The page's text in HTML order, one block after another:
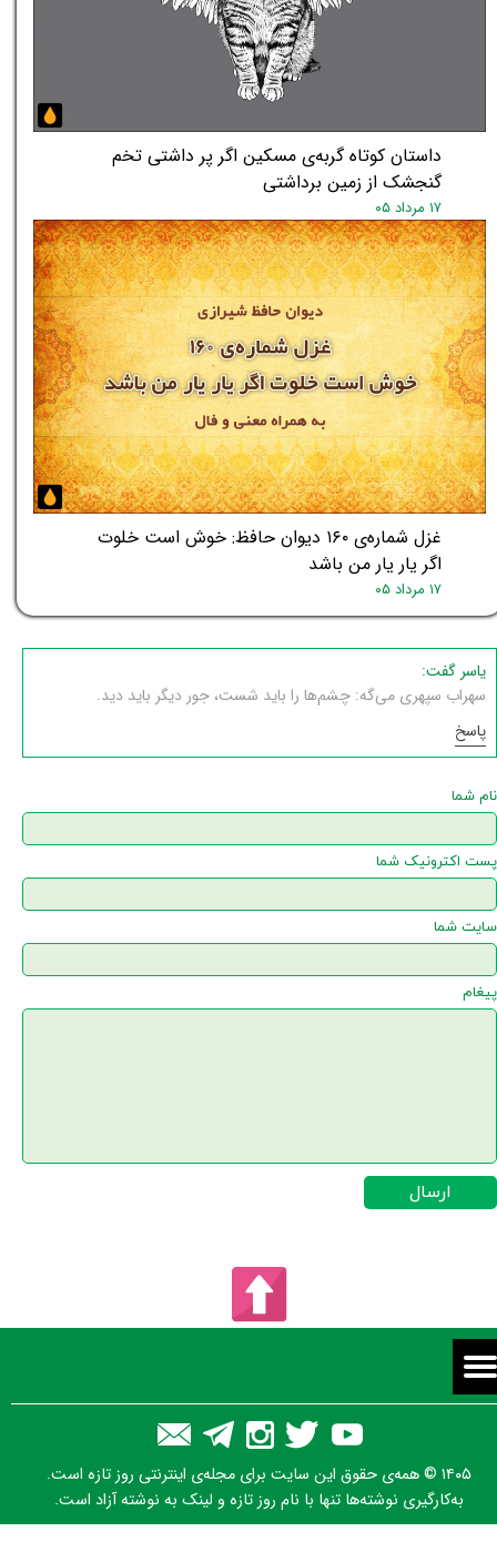
داستان کوتاه گربه‌ی مسکین اگر پر داشتی تخم
گنجشک از زمین برداشتی
۱۷ مرداد ۰۵
غزل شماره‌ی ۱۶۰ دیوان حافظ: خوش است خلوت
اگر یار یار من باشد
۱۷ مرداد ۰۵
یاسر گفت:
سهراب سپهری می‌گه: چشم‌ها را باید شست، جور دیگر باید دید.
پاسخ
نام شما
پست اکترونیک شما
سایت شما
پیغام
ارسال
۱۴۰۵ © همه‌ی حقوق این سایت برای مجله‌ی اینترنتی روز تازه است.
به‌کارگیری نوشته‌ها تنها با نام روز تازه و لینک به نوشته آزاد است.